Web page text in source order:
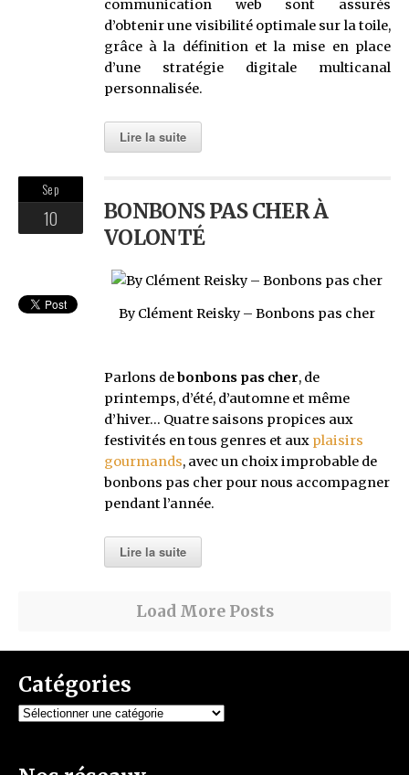
communication web sont assurés
d’obtenir une visibilité optimale sur la toile,
grâce à la définition et la mise en place
d’une stratégie digitale multicanal
personnalisée.
Lire la suite
Sep
10
BONBONS PAS CHER À
VOLONTÉ
By Clément Reisky – Bonbons pas cher
Parlons debonbons pas cher, de
printemps, d’été, d’automne et même
d’hiver… Quatre saisons propices aux
festivités en tous genres et aux plaisirs
gourmands, avec un choix improbable de
bonbons pas cher pour nous accompagner
pendant l’année.
Lire la suite
Load More Posts
Catégories
Catégories